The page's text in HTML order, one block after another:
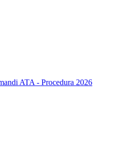
ATA - Procedura 2026